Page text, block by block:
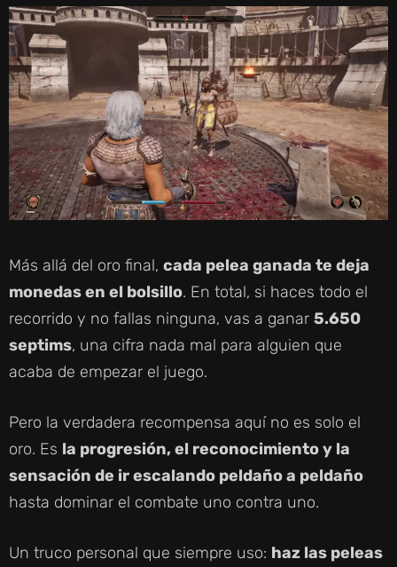
Más allá del oro final, cada pelea ganada te deja
monedas en el bolsillo. En total, si haces todo el
recorrido y no fallas ninguna, vas a ganar 5.650
septims, una cifra nada mal para alguien que
acaba de empezar el juego.
Pero la verdadera recompensa aquí no es solo el
oro. Es la progresión, el reconocimiento y la
sensación de ir escalando peldaño a peldaño
hasta dominar el combate uno contra uno.
Un truco personal que siempre uso: haz las peleas